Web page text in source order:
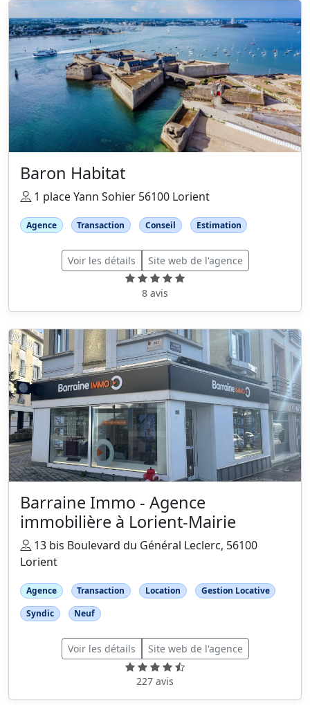
Baron Habitat
1 place Yann Sohier 56100 Lorient
Agence Transaction Conseil Estimation
Voir les détails Site web de l'agence
8 avis
Barraine Immo - Agence
immobilière à Lorient-Mairie
13 bis Boulevard du Général Leclerc, 56100
Lorient
Agence Transaction Location
Gestion Locative
Syndic
Neuf
Voir les détails Site web de l'agence
227 avis